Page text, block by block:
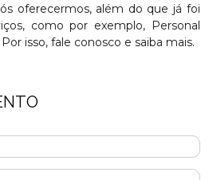
oferecermos, além do que já foi
como por exemplo, Personal
isso, fale conosco e saiba mais.